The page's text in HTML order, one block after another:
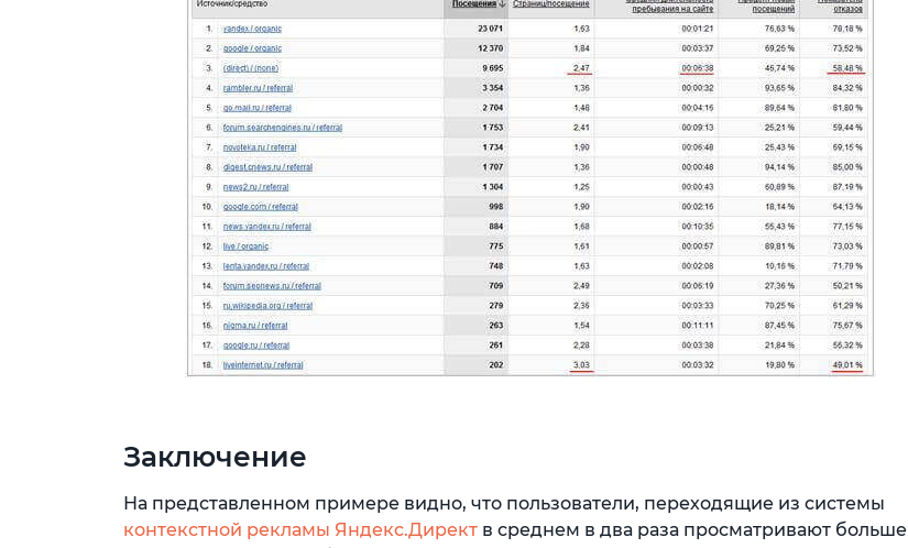
Заключение
На представленном примере видно, что пользователи, переходящие из системы
контекстной рекламы Яндекс.Директ в среднем в два раза просматривают больше